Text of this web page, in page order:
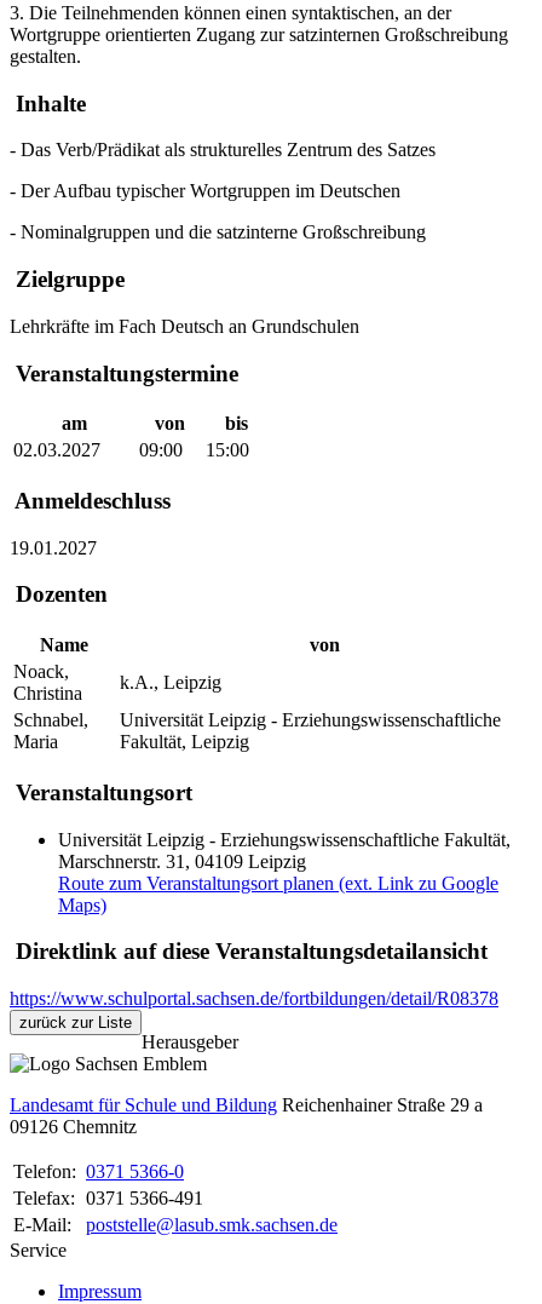
3. Die Teilnehmenden können einen syntaktischen, an der
Wortgruppe orientierten Zugang zur satzinternen Großschreibung
gestalten.
Inhalte
- Das Verb/Prädikat als strukturelles Zentrum des Satzes
- Der Aufbau typischer Wortgruppen im Deutschen
- Nominalgruppen und die satzinterne Großschreibung
Zielgruppe
Lehrkräfte im Fach Deutsch an Grundschulen
Veranstaltungstermine
am von
bis
02.03.2027
09:00 15:00
Anmeldeschluss
19.01.2027
Dozenten
Name
von
Noack,
Christina
k.A., Leipzig
Schnabel,
Maria
Universität Leipzig - Erziehungswissenschaftliche
Fakultät, Leipzig
Veranstaltungsort
Universität Leipzig - Erziehungswissenschaftliche Fakultät,
Marschnerstr. 31, 04109 Leipzig
Route zum Veranstaltungsort planen (ext. Link zu Google
Maps)
Direktlink auf diese Veranstaltungsdetailansicht
https://www.schulportal.sachsen.de/fortbildungen/detail/R08378
zurück zur Liste
Herausgeber
Landesamt für Schule und Bildung Reichenhainer Straße 29 a
09126 Chemnitz
Telefon: 0371 5366-0
Telefax: 0371 5366-491
E-Mail:
poststelle@lasub.smk.sachsen.de
Service
Impressum